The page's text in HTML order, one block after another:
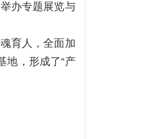
办专题展览与
育人，全面加
地，形成了“产